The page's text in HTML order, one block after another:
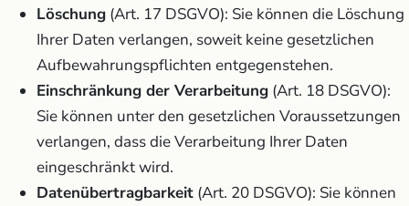
Löschung (Art. 17 DSGVO): Sie können die Löschung
Ihrer Daten verlangen, soweit keine gesetzlichen
Aufbewahrungspflichten entgegenstehen.
Einschränkung der Verarbeitung (Art. 18 DSGVO):
Sie können unter den gesetzlichen Voraussetzungen
verlangen, dass die Verarbeitung Ihrer Daten
eingeschränkt wird.
Datenübertragbarkeit (Art. 20 DSGVO): Sie können